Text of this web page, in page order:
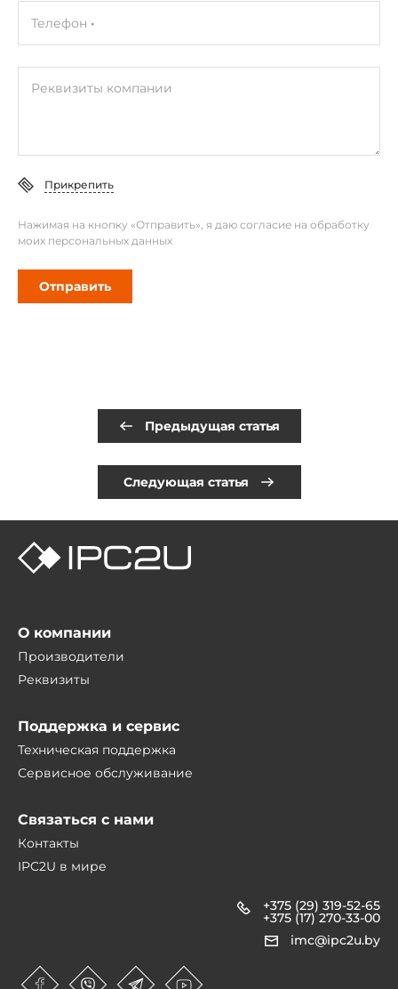
Телефон
Реквизиты компании
Прикрепить
Отправить
Нажимая на кнопку «Отправить», я даю согласие на обработку
моих персональных данных
Предыдущая статья
Следующая статья
+375 (29) 319-52-65
+375 (17) 270-33-00
imc@ipc2u.by
О компании
Производители
Реквизиты
Поддержка и сервис
Техническая поддержка
Сервисное обслуживание
Связаться с нами
Контакты
IPC2U в мире